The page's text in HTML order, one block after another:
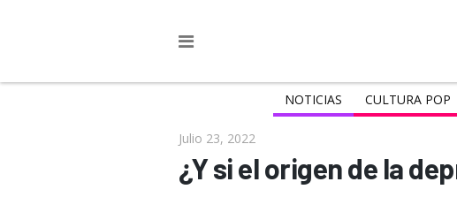
NOTICIAS CULTURA POP
Julio 23, 2022
¿Y si el origen de la